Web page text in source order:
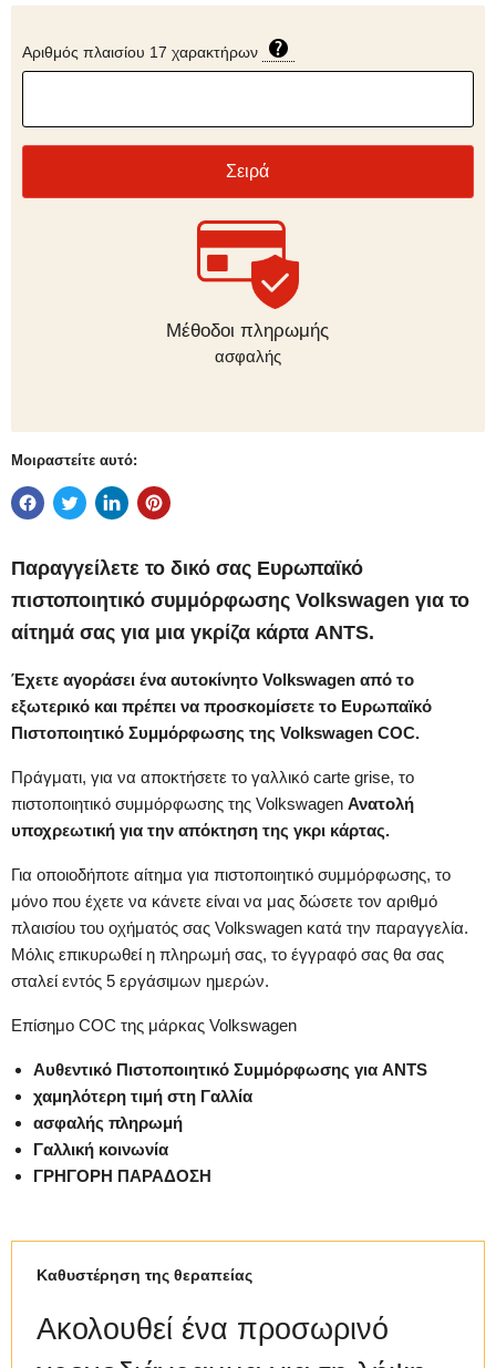
Αριθμός πλαισίου 17 χαρακτήρων
Σειρά
Μέθοδοι πληρωμής
ασφαλής
Μοιραστείτε αυτό:
Παραγγείλετε το δικό σας Ευρωπαϊκό
πιστοποιητικό συμμόρφωσης Volkswagen για το
αίτημά σας για μια γκρίζα κάρτα ANTS.
Έχετε αγοράσει ένα αυτοκίνητο Volkswagen από το
εξωτερικό και πρέπει να προσκομίσετε το Ευρωπαϊκό
Πιστοποιητικό Συμμόρφωσης της Volkswagen COC.
Πράγματι, για να αποκτήσετε το γαλλικό carte grise, το
πιστοποιητικό συμμόρφωσης της Volkswagen Ανατολή
υποχρεωτική για την απόκτηση της γκρι κάρτας.
Για οποιοδήποτε αίτημα για πιστοποιητικό συμμόρφωσης, το
μόνο που έχετε να κάνετε είναι να μας δώσετε τον αριθμό
πλαισίου του οχήματός σας Volkswagen κατά την παραγγελία.
Μόλις επικυρωθεί η πληρωμή σας, το έγγραφό σας θα σας
σταλεί εντός 5 εργάσιμων ημερών.
Επίσημο COC της μάρκας Volkswagen
Αυθεντικό Πιστοποιητικό Συμμόρφωσης για ANTS
χαμηλότερη τιμή στη Γαλλία
ασφαλής πληρωμή
Γαλλική κοινωνία
ΓΡΗΓΟΡΗ ΠΑΡΑΔΟΣΗ
Καθυστέρηση της θεραπείας
Ακολουθεί ένα προσωρινό